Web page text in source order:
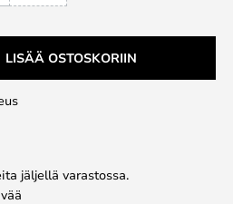
LISÄÄ OSTOSKORIIN
jäljellä varastossa.